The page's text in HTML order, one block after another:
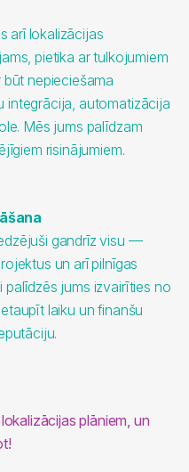
arī lokalizācijas
pietika ar tulkojumiem
nepieciešama
integrācija, automatizācija
Mēs jums palīdzam
risinājumiem.
gandrīz visu —
un arī pilnīgas
palīdzēs jums izvairīties no
laiku un finanšu
plāniem, un